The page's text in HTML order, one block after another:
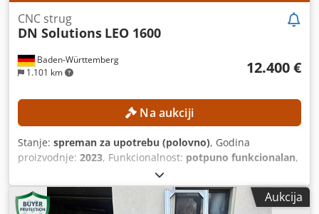
Baden-Württemberg
1.101 km
CNC strug
DN Solutions LEO 1600
12.400 €
Na aukciji
Stanje: spreman za upotrebu (polovno), Godina
proizvodnje: 2023, Funkcionalnost: potpuno funkcionalan,
, prečnik obrade:
vretena:52 mm, brzina vretena (maks.):4.500 o/min,
model kontrolera:FANUC CNC
, Mašina može biti
Aukcija